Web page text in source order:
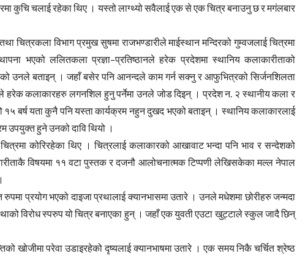
कुचि चलाई रहेका थिए । यस्तो लाग्थ्यो सवैलाई एक से एक चित्र बनाउनु छ र मगंलबार
चित्रकला विभाग प्रमुख सुषमा राजभण्डारीले माईस्थान मन्दिरको गुम्वजलाई चित्रमा
भएको ललितकला प्रज्ञा–प्रतिष्ठानले हरेक प्रदेशमा स्थानिय कलाकारीताको
उनले बताइन् । जहाँ बसेर पनि आनन्दले काम गर्न सक्नु र आफुभित्रको सिर्जनशिलता
हरेक कलाकारहरु लगनशिल हुनु पर्नेमा उनले जोड दिइन् । प्रदेश न. २ स्थानीय कला र
१५ बर्ष यता कुनै पनि यस्ता कार्यक्रम नहुन दुखद भएको बताइन् । स्थानिय कलाकारलाई
उपयुक्त हुने उनको दावि थियो ।
कोरिरहेका थिए । चित्रलाई कलाकारको आखावाट भन्दा पनि भाव र सन्देशको
विषयमा ११ वटा पुस्तक र दजनौ आलोचनात्मक टिप्पणी लेखिसकेका मल्ल नेपाल
प्रयोग भएको दाइजा प्रथालाई क्यानभासमा उतारे । उनले मधेशमा छोरीहरु जन्मदा
विरोध स्परुप यो चित्र बनाएका हुन् । जहाँ एक युवती एउटा खुट्टाले स्कुल जादै छिन्
खोजीमा परेवा उडाइरहेको दृष्यलाई क्यानभाषमा उतारे । एक समय निकै चर्चित श्रेष्ठ